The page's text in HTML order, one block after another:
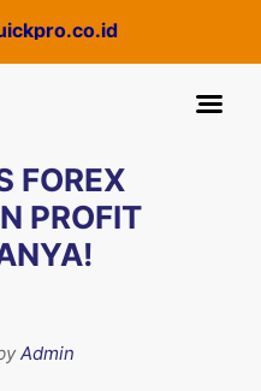
FOREX
PROFIT
Admin